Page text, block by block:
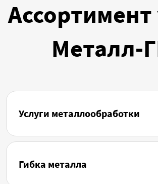
Ассортимент
Металл-
Услуги металлообработки
Гибка металла